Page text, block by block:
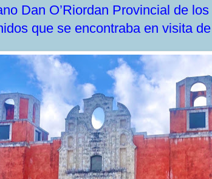
Dan O’Riordan Provincial de
que se encontraba en visita